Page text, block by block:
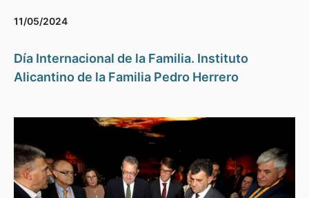
11/05/2024
Día Internacional de la Familia. Instituto
Alicantino de la Familia Pedro Herrero